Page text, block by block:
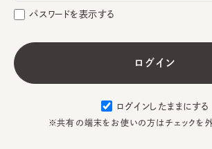
パスワードを表示する
ログインしたままにする
※共有の端末をお使いの方はチェックを外